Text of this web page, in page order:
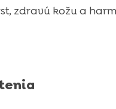
zdravú kožu a